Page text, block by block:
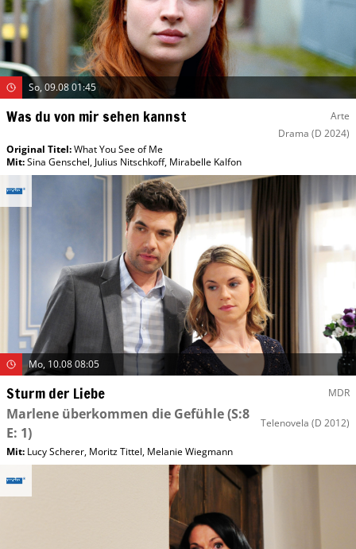
So, 09.08 01:45
Was du von mir sehen kannst
Arte
Drama (D 2024)
Original Titel:What You See of Me
Mit:Sina Genschel, Julius Nitschkoff, Mirabelle Kalfon
Mo, 10.08 08:05
Sturm der Liebe MDR
Marlene überkommen die Gefühle(S:8
E: 1)
Telenovela (D 2012)
Mit: Lucy Scherer, Moritz Tittel, Melanie Wiegmann